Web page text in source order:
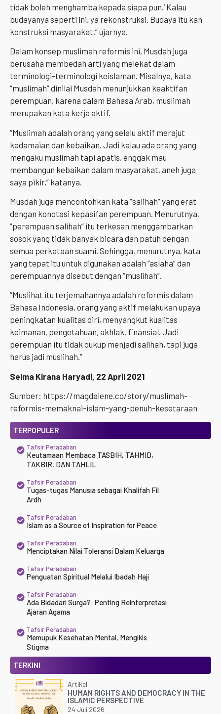
tidak boleh menghamba kepada siapa pun.’ Kalau
budayanya seperti ini, ya rekonstruksi. Budaya itu kan
konstruksi masyarakat,” ujarnya.
Dalam konsep muslimah reformis ini, Musdah juga
berusaha membedah arti yang melekat dalam
terminologi-terminologi keislaman. Misalnya, kata
“muslimah” dinilai Musdah menunjukkan keaktifan
perempuan, karena dalam Bahasa Arab, muslimah
merupakan kata kerja aktif.
“Muslimah adalah orang yang selalu aktif merajut
kedamaian dan kebaikan. Jadi kalau ada orang yang
mengaku muslimah tapi apatis, enggak mau
membangun kebaikan dalam masyarakat, aneh juga
saya pikir,” katanya.
Musdah juga mencontohkan kata “salihah” yang erat
dengan konotasi kepasifan perempuan. Menurutnya,
“perempuan salihah” itu terkesan menggambarkan
sosok yang tidak banyak bicara dan patuh dengan
semua perkataan suami. Sehingga, menurutnya, kata
yang tepat itu untuk digunakan adalah “aslaha” dan
perempuannya disebut dengan “muslihah”.
“Muslihat itu terjemahannya adalah reformis dalam
Bahasa Indonesia, orang yang aktif melakukan upaya
peningkatan kualitas diri, menyangkut kualitas
keimanan, pengetahuan, akhlak, finansial. Jadi
perempuan itu tidak cukup menjadi salihah, tapi juga
harus jadi muslihah.”
Selma Kirana Haryadi , 22 April 2021
Sumber: https://magdalene.co/story/muslimah-
reformis-memaknai-islam-yang-penuh-kesetaraan
TERPOPULER
Tafsir Peradaban
Keutamaan Membaca TASBIH, TAHMID,
TAKBIR, DAN TAHLIL
Tafsir Peradaban
Tugas-tugas Manusia sebagai Khalifah Fil
Ardh
Tafsir Peradaban
Islam as a Source of Inspiration for Peace
Tafsir Peradaban
Menciptakan Nilai Toleransi Dalam Keluarga
Tafsir Peradaban
Penguatan Spiritual Melalui Ibadah Haji
Tafsir Peradaban
Ada Bidadari Surga?: Penting Reinterpretasi
Ajaran Agama
Tafsir Peradaban
Memupuk Kesehatan Mental, Mengikis
Stigma
TERKINI
Artikel
HUMAN RIGHTS AND DEMOCRACY IN THE
ISLAMIC PERSPECTIVE
24 Juli 2026